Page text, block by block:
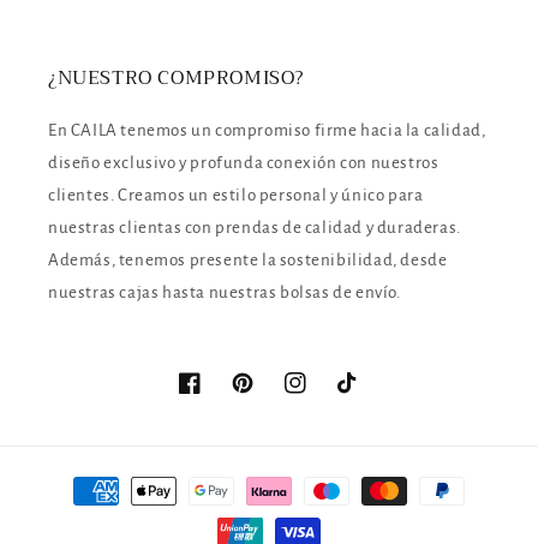
¿NUESTRO COMPROMISO?
En CAILA tenemos un compromiso firme hacia la calidad,
diseño exclusivo y profunda conexión con nuestros
clientes. Creamos un estilo personal y único para
nuestras clientas con prendas de calidad y duraderas.
Además, tenemos presente la sostenibilidad, desde
nuestras cajas hasta nuestras bolsas de envío.
FacebookPinterestInstagramTikTok
Formas